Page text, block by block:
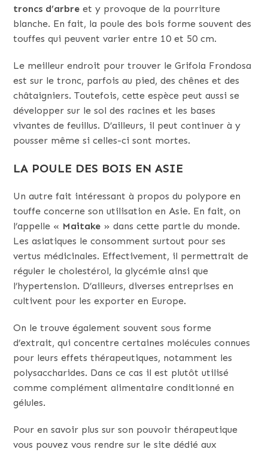
troncs d’arbre et y provoque de la pourriture
blanche. En fait, la poule des bois forme souvent des
touffes qui peuvent varier entre 10 et 50 cm.
Le meilleur endroit pour trouver le Grifola Frondosa
est sur le tronc, parfois au pied, des chênes et des
châtaigniers. Toutefois, cette espèce peut aussi se
développer sur le sol des racines et les bases
vivantes de feuillus. D’ailleurs, il peut continuer à y
pousser même si celles-ci sont mortes.
LA POULE DES BOIS EN ASIE
Un autre fait intéressant à propos du polypore en
touffe concerne son utilisation en Asie. En fait, on
l’appelle « Maitake » dans cette partie du monde.
Les asiatiques le consomment surtout pour ses
vertus médicinales. Effectivement, il permettrait de
réguler le cholestérol, la glycémie ainsi que
l’hypertension. D’ailleurs, diverses entreprises en
cultivent pour les exporter en Europe.
On le trouve également souvent sous forme
d’extrait, qui concentre certaines molécules connues
pour leurs effets thérapeutiques, notamment les
polysaccharides. Dans ce cas il est plutôt utilisé
comme complément alimentaire conditionné en
gélules.
Pour en savoir plus sur son pouvoir thérapeutique
vous pouvez vous rendre sur le site dédié aux